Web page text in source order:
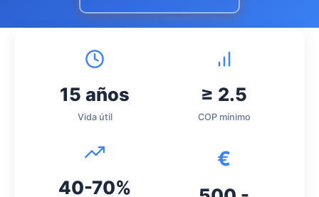
15 años
Vida útil
≥ 2.5
COP mínimo
40-70%
€